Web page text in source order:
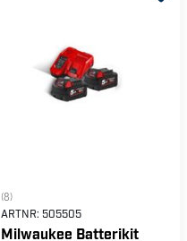
(8)
ARTNR: 505505
Milwaukee Batterikit